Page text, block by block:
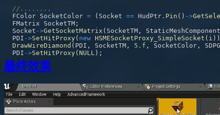
//........
FColor SocketColor = ( Socket == HudPtr . Pin ( ) ->
FMatrix SocketTM ;
Socket ->GetSocketMatrix ( SocketTM ,
StaticMeshComponent
PDI ->SetHitProxy( new HSMESocketProxy_SimpleSocket ( i ) )
DrawWireDiamond ( PDI , SocketTM , 5.f , SocketColor ,
PDI ->SetHitProxy(NULL ) ;
最终效果